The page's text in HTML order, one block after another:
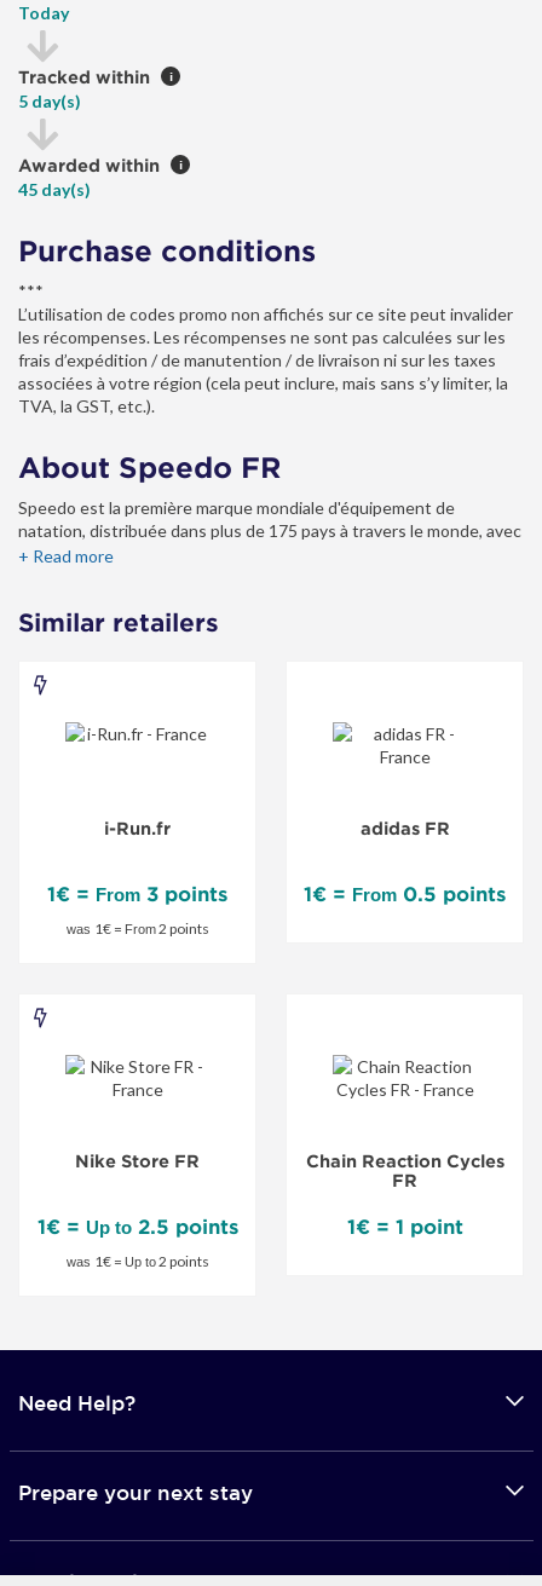
Today
Tracked within i
5 day(s)
Awarded within i
45 day(s)
Purchase conditions
***
L’utilisation de codes promo non affichés sur ce site peut invalider
les récompenses. Les récompenses ne sont pas calculées sur les
frais d’expédition / de manutention / de livraison ni sur les taxes
associées à votre région (cela peut inclure, mais sans s’y limiter, la
TVA, la GST, etc.).
About Speedo FR
Speedo est la première marque mondiale d'équipement de
natation, distribuée dans plus de 175 pays à travers le monde, avec
des ventes brutes de plus de 500 millions de dollars. Speedo est
catégorie grâce à l'innovation, la créativité et une portée mondiale.
+ Read more
Similar retailers
i-Run.fr
1€ = From 3 points
was 1€ = From2 points
Run.fr
adidas FR
1€ = From 0.5 points
Nike Store FR
1€ = Up to2.5 points
was 1€ = Up to2 points
Store
Special
Chain Reaction Cycles
FR
1€ = 1 point
Need Help?
Prepare your next stay